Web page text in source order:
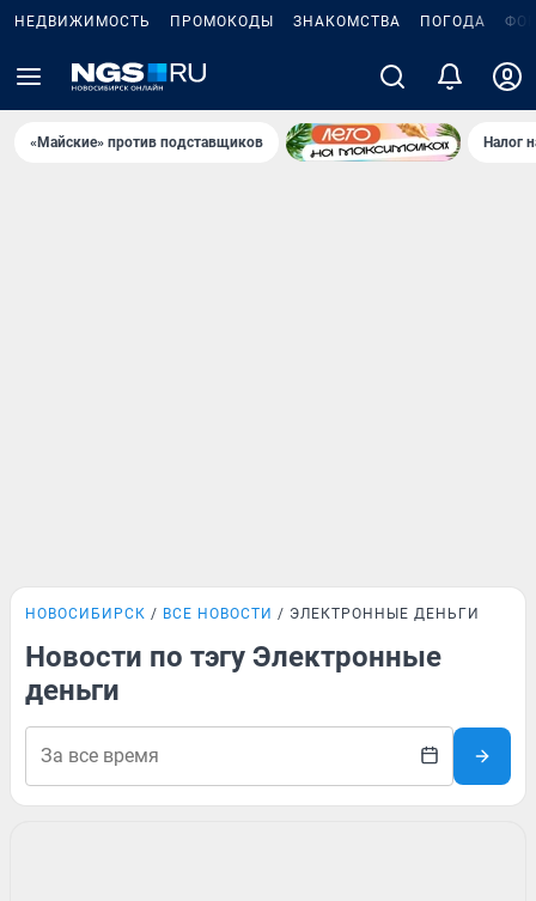
НЕДВИЖИМОСТЬ ПРОМОКОДЫ ЗНАКОМСТВА ПОГОДА
«Майские» против подставщиков Налог
НОВОСИБИРСК ВСЕ НОВОСТИ ЭЛЕКТРОННЫЕ ДЕНЬГИ
Новости по тэгу Электронные
деньги